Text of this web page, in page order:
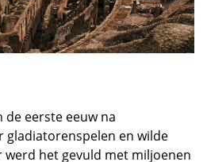
de eerste eeuw na
gladiatorenspelen en wilde
werd het gevuld met miljoenen